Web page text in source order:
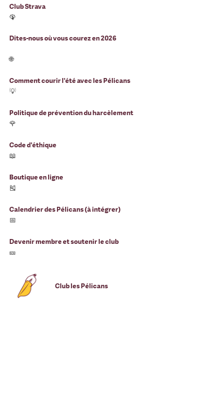
Club Strava
🦚
Dites-nous où vous courez en 2026
🌐
Comment courir l'été avec les Pélicans
💡
Politique de prévention du harcèlement
🌹
Code d'éthique
📖
Boutique en ligne
🎽
Calendrier des Pélicans (à intégrer)
📅
Devenir membre et soutenir le club
🎫
Club les Pélicans